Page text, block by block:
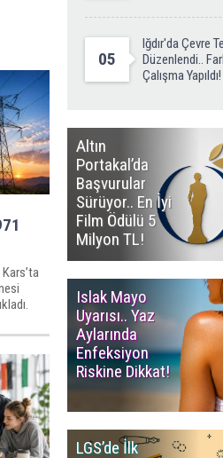
05
Iğdır'da Çevre
Düzenlendi..
Çalışma Yapıldı!
Altın
Portakal’da
Başvurular
Sürüyor.. En İyi
Film Ödülü 5
Milyon TL!
Islak Mayo
Uyarısı.. Yaz
Aylarında
Enfeksiyon
Riskine Dikkat!
LGS’de İlk